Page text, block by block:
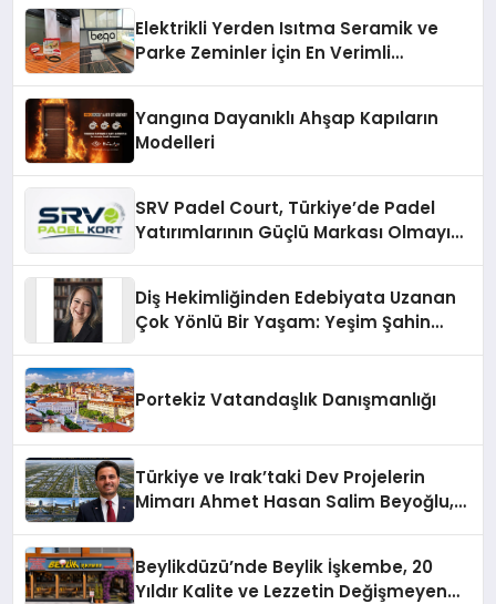
Elektrikli Yerden Isıtma Seramik ve
Parke Zeminler İçin En Verimli
Yangına Dayanıklı Ahşap Kapıların
Modelleri
SRV Padel Court, Türkiye’de Padel
Yatırımlarının Güçlü Markası Olmayı
Diş Hekimliğinden Edebiyata Uzanan
Çok Yönlü Bir Yaşam: Yeşim Şahin
Portekiz Vatandaşlık Danışmanlığı
Türkiye ve Irak’taki Dev Projelerin
Mimarı Ahmet Hasan Salim Beyoğlu,
Hayata Geçirecek
Beylikdüzü’nde Beylik İşkembe, 20
Yıldır Kalite ve Lezzetin Değişmeyen